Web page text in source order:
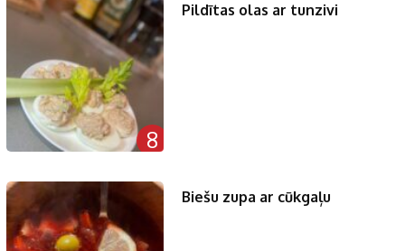
8
Pildītas olas ar tunzivi
Biešu zupa ar cūkgaļu